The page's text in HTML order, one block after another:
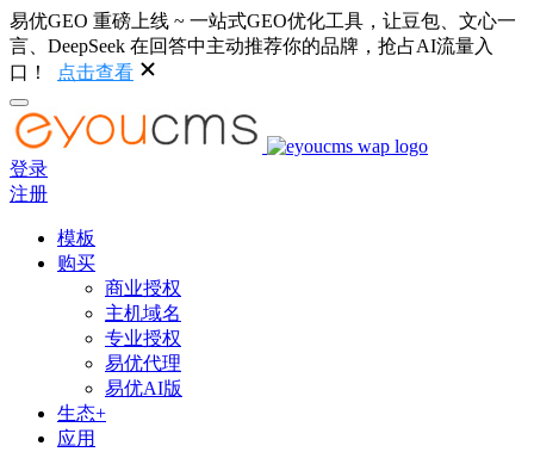
易优GEO 重磅上线 ~ 一站式GEO优化工具，让豆包、文心一
言、DeepSeek 在回答中主动推荐你的品牌，抢占AI流量入
口！
点击查看
登录
注册
模板
购买
商业授权
主机域名
专业授权
易优代理
易优AI版
生态+
应用